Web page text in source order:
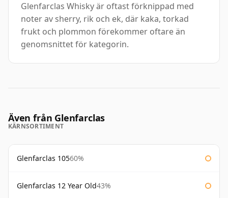
Glenfarclas Whisky är oftast förknippad med
noter av sherry, rik och ek, där kaka, torkad
frukt och plommon förekommer oftare än
genomsnittet för kategorin.
Även från Glenfarclas
KÄRNSORTIMENT
Glenfarclas 10560%
Glenfarclas 12 Year Old43%